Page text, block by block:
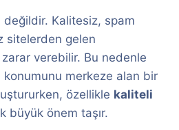
değildir. Kalitesiz, spam
sitelerden gelen
verebilir. Bu nedenle
merkeze alan bir
özellikle kaliteli
büyük önem taşır.